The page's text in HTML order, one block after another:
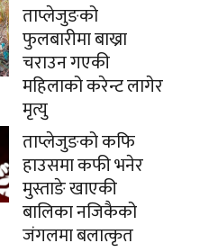
ताप्लेजुङको
फुलबारीमा बाख्रा
चराउन गएकी
महिलाको करेन्ट लागेर
मृत्यु
ताप्लेजुङको कफि
हाउसमा कफी भनेर
मुस्ताङे खाएकी
बालिका नजिकैको
जंगलमा बलात्कृत